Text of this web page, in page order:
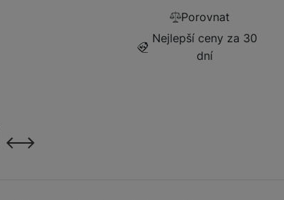
Porovnat
Nejlepší ceny za 30
dní